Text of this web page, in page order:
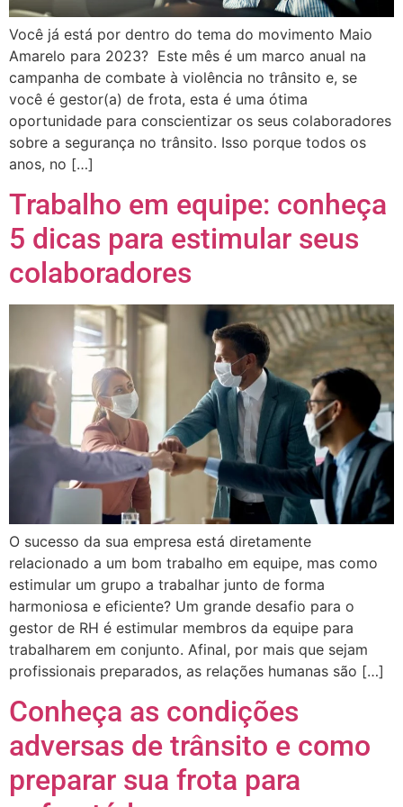
Você já está por dentro do tema do movimento Maio
Amarelo para 2023? Este mês é um marco anual na
campanha de combate à violência no trânsito e, se
você é gestor(a) de frota, esta é uma ótima
oportunidade para conscientizar os seus colaboradores
sobre a segurança no trânsito. Isso porque todos os
anos, no […]
Trabalho em equipe: conheça
5 dicas para estimular seus
colaboradores
O sucesso da sua empresa está diretamente
relacionado a um bom trabalho em equipe, mas como
estimular um grupo a trabalhar junto de forma
harmoniosa e eficiente? Um grande desafio para o
gestor de RH é estimular membros da equipe para
trabalharem em conjunto. Afinal, por mais que sejam
profissionais preparados, as relações humanas são […]
Conheça as condições
adversas de trânsito e como
preparar sua frota para